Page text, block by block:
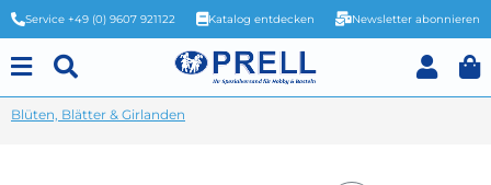
Service +49 (0) 9607 921122 Katalog entdecken Newsletter abonnieren
Blüten, Blätter & Girlanden